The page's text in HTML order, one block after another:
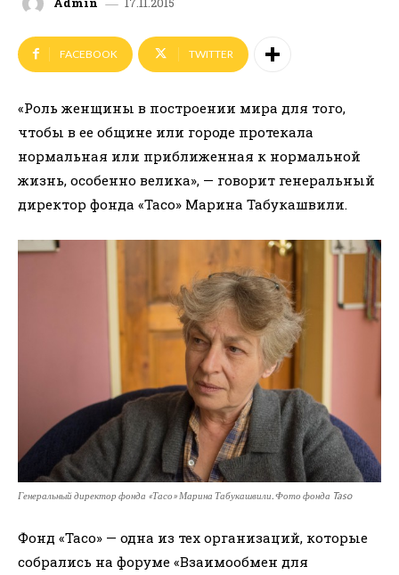
FACEBOOK TWITTER
«Роль женщины в построении мира для того,
чтобы в ее общине или городе протекала
нормальная или приближенная к нормальной
жизнь, особенно велика», — говорит генеральный
директор фонда «Тасо» Марина Табукашвили.
Генеральный директор фонда «Тасо» Марина Табукашвили. Фото фонда Taso
Фонд «Тасо» — одна из тех организаций, которые
собрались на форуме «Взаимообмен для